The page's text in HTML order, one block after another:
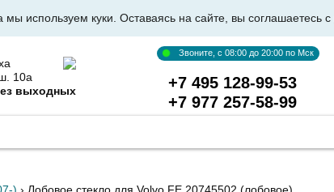
мы используем куки. Оставаясь на сайте, вы соглашаетесь с
10а
выходных
Звоните, с 08:00 до 20:00 по Мск
+7 495 128-99-53
+7 977 257-58-99